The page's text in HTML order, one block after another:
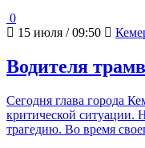
0
15 июля / 09:50
Водителя
Сегодня глава города
критической ситуации.
трагедию. Во время